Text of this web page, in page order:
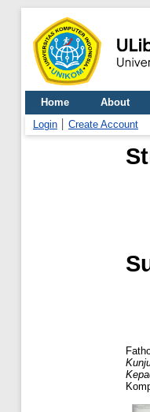
Home About
Login
Create Account